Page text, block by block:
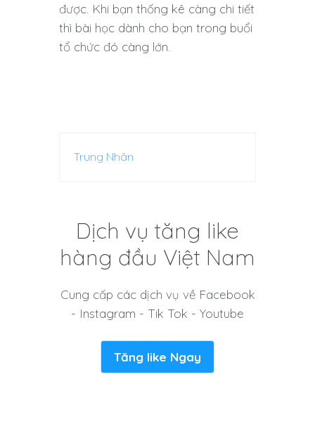
được. Khi bạn thống kê càng chi tiết
thì bài học dành cho bạn trong buổi
tổ chức đó càng lớn.
Trung Nhân
Dịch vụ tăng like
hàng đầu Việt Nam
Cung cấp các dịch vụ về Facebook
- Instagram - Tik Tok - Youtube
Tăng like Ngay